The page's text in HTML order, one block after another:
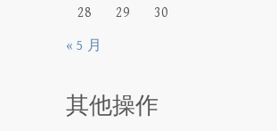
28
29
30
« 5 月
其他操作